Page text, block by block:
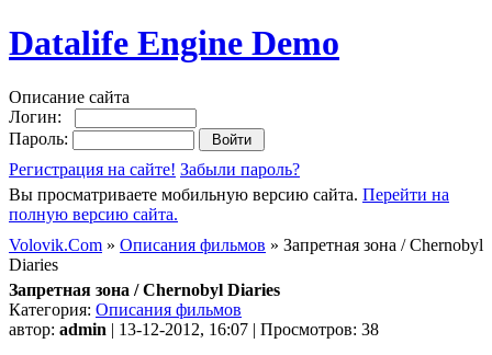
Datalife Engine Demo
Описание сайта
Логин:
Пароль:
Регистрация на сайте! Забыли пароль?
Вы просматриваете мобильную версию сайта. Перейти на
полную версию сайта.
Volovik.Com » Описания фильмов » Запретная зона / Chernobyl
Diaries
Запретная зона / Chernobyl Diaries
Категория: Описания фильмов
автор: admin | 13-12-2012, 16:07 | Просмотров: 38